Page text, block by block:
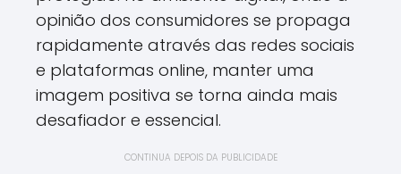
opinião dos consumidores se propaga
rapidamente através das redes sociais
e plataformas online, manter uma
imagem positiva se torna ainda mais
desafiador e essencial.
CONTINUA DEPOIS DA PUBLICIDADE